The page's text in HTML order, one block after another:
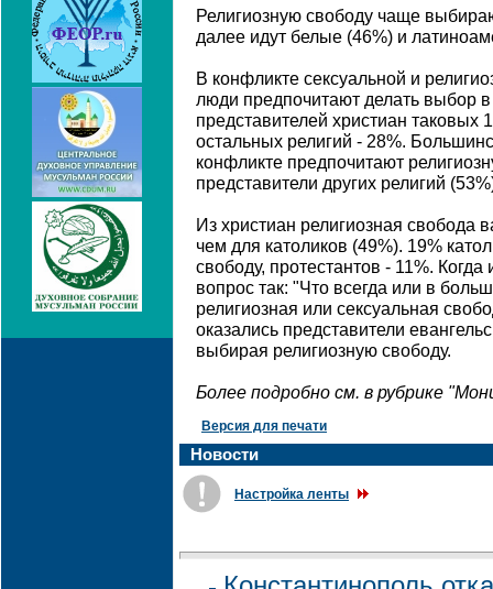
Религиозную свободу чаще
далее идут белые (46%) и
В конфликте сексуальной и
люди предпочитают делать выбор в
представителей христиан таковых
остальных религий - 28%.
конфликте предпочитают
представители других религий
Из христиан религиозная свобода
чем для католиков (49%). 19%
свободу, протестантов - 11%.
вопрос так: "Что всегда или в
религиозная или сексуальная
оказались представители
выбирая религиозную свободу.
Более подробно см. в рубрике
Версия для печати
Новости
Настройка ленты